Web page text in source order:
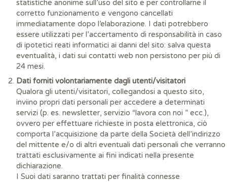
statistiche anonime sull’uso del sito e per controllarne il
corretto funzionamento e vengono cancellati
immediatamente dopo l’elaborazione. I dati potrebbero
essere utilizzati per l’accertamento di responsabilità in caso
di ipotetici reati informatici ai danni del sito: salva questa
eventualità, i dati sui contatti web non persistono per più di
24 mesi.
Dati forniti volontariamente dagli utenti/visitatori
Qualora gli utenti/visitatori, collegandosi a questo sito,
inviino propri dati personali per accedere a determinati
servizi (p. es. newsletter, servizio “lavora con noi ” ecc.),
ovvero per effettuare richieste in posta elettronica, ciò
comporta l’acquisizione da parte della Società dell’indirizzo
del mittente e/o di altri eventuali dati personali che verranno
trattati esclusivamente ai fini indicati nella presente
dichiarazione.
I Suoi dati saranno trattati per finalità connesse